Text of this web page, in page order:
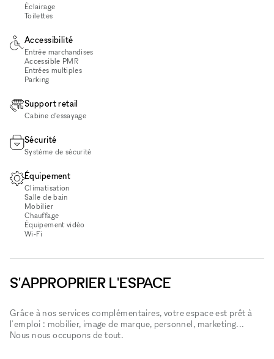
Éclairage
Toilettes
Accessibilité
Entrée marchandises
Accessible PMR
Entrées multiples
Parking
Support retail
Cabine d'essayage
Sécurité
Système de sécurité
Équipement
Climatisation
Salle de bain
Mobilier
Chauffage
Équipement vidéo
Wi‑Fi
S'APPROPRIER L'ESPACE
Grâce à nos services complémentaires, votre espace est prêt à
l'emploi : mobilier, image de marque, personnel, marketing...
Nous nous occupons de tout.